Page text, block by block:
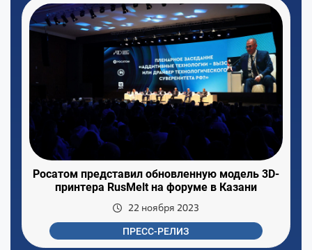
Росатом представил обновленную модель 3D-
принтера RusMelt на форуме в Казани
22 ноября 2023
ПРЕСС-РЕЛИЗ